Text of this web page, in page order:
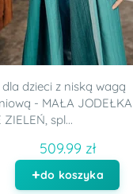
dzieci z niską wagą
- MAŁA JODEŁKA
ZIELEŃ, spl...
509.99 zł
do koszyka